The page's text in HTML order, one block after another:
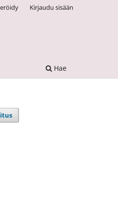
Hae
Kirjaudu sisään